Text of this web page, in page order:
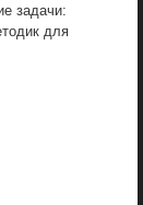
задачи:
для